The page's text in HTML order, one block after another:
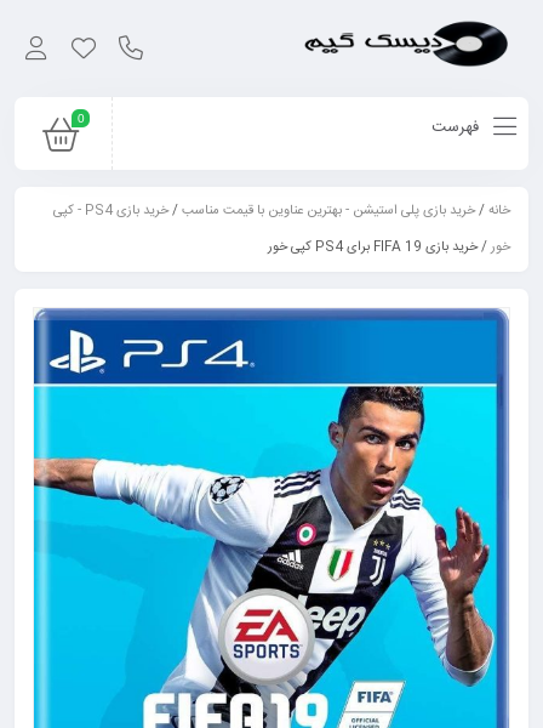
0 فهرست
خانه/خرید بازی پلی استیشن - بهترین عناوین با قیمت مناسب/
خرید بازی PS4 - کپی
خور/ خرید بازی FIFA 19 برای PS4 کپی خور